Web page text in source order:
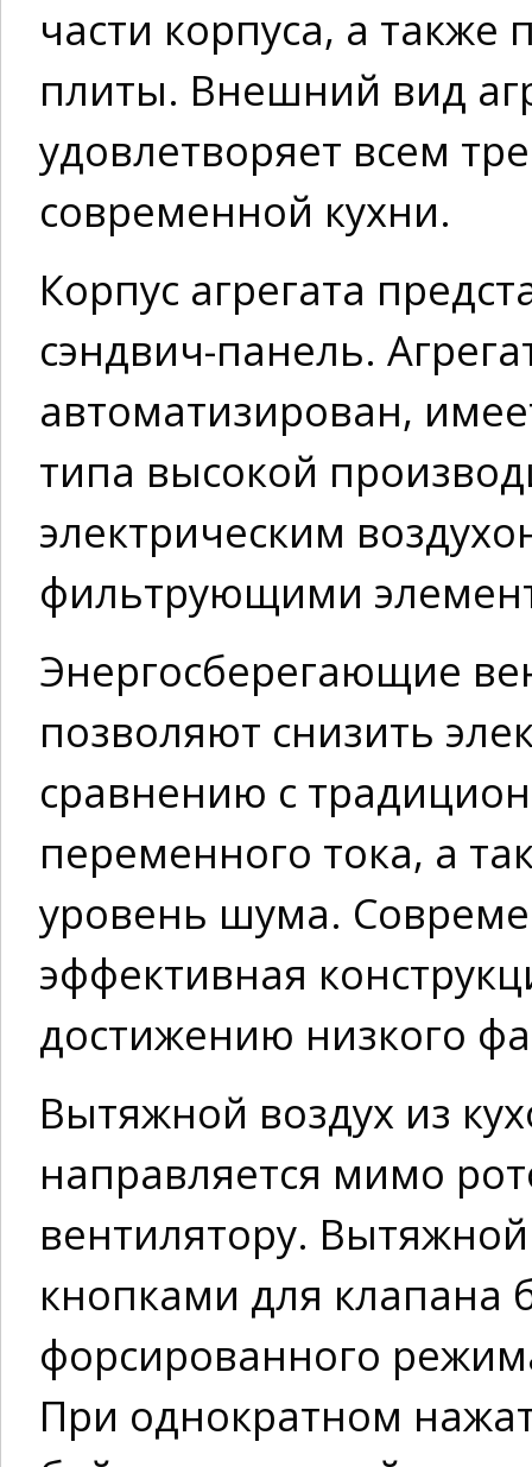
части корпуса, а также
плиты. Внешний вид
удовлетворяет всем
современной кухни.
Корпус агрегата
сэндвич-панель.
автоматизирован,
типа высокой
электрическим
фильтрующими
Энергосберегающие
позволяют снизить
сравнению с
переменного тока, а
уровень шума.
эффективная
достижению низкого
Вытяжной воздух из
направляется мимо
вентилятору.
кнопками для клапана
форсированного
При однократном